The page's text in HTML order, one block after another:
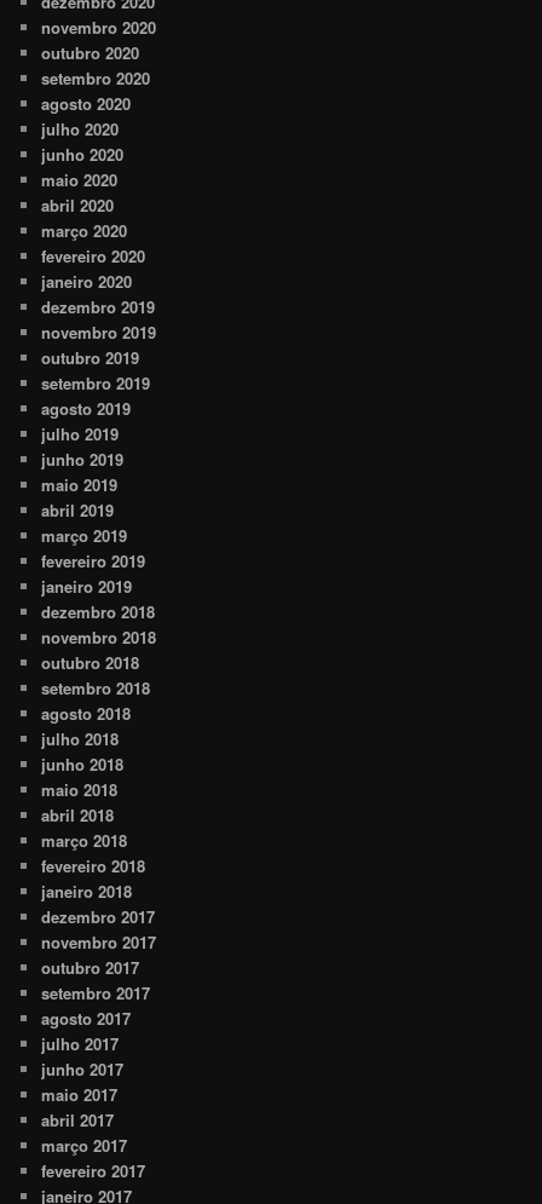
novembro 2020
outubro 2020
setembro 2020
agosto 2020
julho 2020
junho 2020
maio 2020
abril 2020
março 2020
fevereiro 2020
janeiro 2020
dezembro 2019
novembro 2019
outubro 2019
setembro 2019
agosto 2019
julho 2019
junho 2019
maio 2019
abril 2019
março 2019
fevereiro 2019
janeiro 2019
dezembro 2018
novembro 2018
outubro 2018
setembro 2018
agosto 2018
julho 2018
junho 2018
maio 2018
abril 2018
março 2018
fevereiro 2018
janeiro 2018
dezembro 2017
novembro 2017
outubro 2017
setembro 2017
agosto 2017
julho 2017
junho 2017
maio 2017
abril 2017
março 2017
fevereiro 2017
janeiro 2017